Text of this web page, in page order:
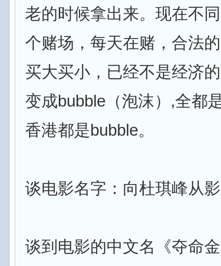
老的时候拿出来。现在不
个赌场，每天在赌，合法
买大买小，已经不是经济
变成bubble（泡沫）,全都
香港都是bubble。
谈电影名字：向杜琪峰从
谈到电影的中文名《夺命